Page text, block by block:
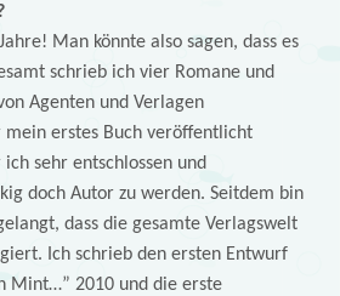
Man könnte also sagen, dass es
schrieb ich vier Romane und
Agenten und Verlagen
erstes Buch veröffentlicht
sehr entschlossen und
doch Autor zu werden. Seitdem bin
dass die gesamte Verlagswelt
Ich schrieb den ersten Entwurf
Mint…” 2010 und die erste